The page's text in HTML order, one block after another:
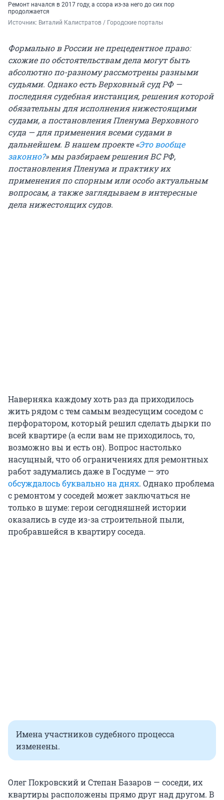
Ремонт начался в 2017 году, а ссора из-за него до сих пор
продолжается
Источник: Виталий Калистратов / Городские порталы
Формально в России не прецедентное право:
схожие по обстоятельствам дела могут быть
абсолютно по-разному рассмотрены разными
судьями. Однако есть Верховный суд РФ —
последняя судебная инстанция, решения которой
обязательны для исполнения нижестоящими
судами, а постановления Пленума Верховного
суда — для применения всеми судами в
дальнейшем. В нашем проекте «Это вообще
законно?» мы разбираем решения ВС РФ,
постановления Пленума и практику их
применения по спорным или особо актуальным
вопросам, а также заглядываем в интересные
дела нижестоящих судов.
Наверняка каждому хоть раз да приходилось
жить рядом с тем самым вездесущим соседом с
перфоратором, который решил сделать дырки по
всей квартире (а если вам не приходилось, то,
возможно вы и есть он). Вопрос настолько
насущный, что об ограничениях для ремонтных
работ задумались даже в Госдуме — это
обсуждалось буквально на днях. Однако проблема
с ремонтом у соседей может заключаться не
только в шуме: герои сегодняшней истории
оказались в суде из-за строительной пыли,
пробравшейся в квартиру соседа.
Имена участников судебного процесса
изменены.
Олег Покровский и Степан Базаров — соседи, их
квартиры расположены прямо друг над другом. В